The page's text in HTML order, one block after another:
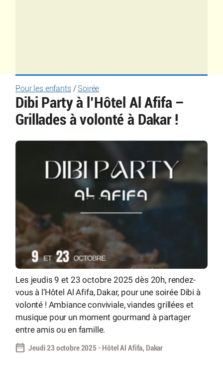
Pour les enfants/ Soirée
Dibi Party à l’Hôtel Al Afifa –
Grillades à volonté à Dakar !
Les jeudis 9 et 23 octobre 2025 dès 20h, rendez-
vous à l’Hôtel Al Afifa, Dakar, pour une soirée Dibi à
volonté ! Ambiance conviviale, viandes grillées et
musique pour un moment gourmand à partager
entre amis ou en famille.
Jeudi 23 octobre 2025 - Hôtel Al Afifa, Dakar